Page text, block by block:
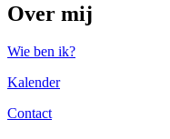
Over mij
Wie ben ik?
Kalender
Contact